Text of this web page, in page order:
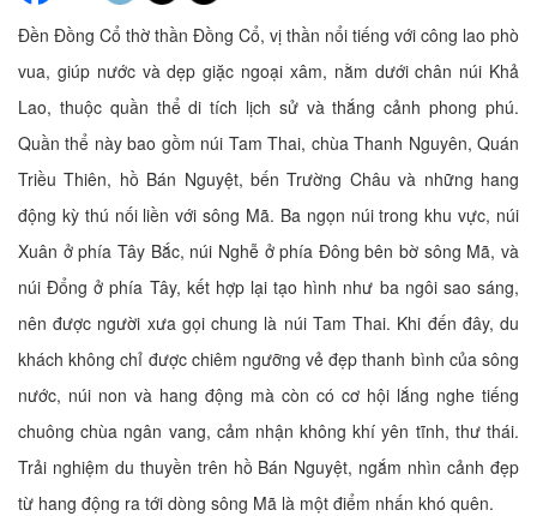
Đền Đồng Cổ thờ thần Đồng Cổ, vị thần nổi tiếng với công lao phò
vua, giúp nước và dẹp giặc ngoại xâm, nằm dưới chân núi Khả
Lao, thuộc quần thể di tích lịch sử và thắng cảnh phong phú.
Quần thể này bao gồm núi Tam Thai, chùa Thanh Nguyên, Quán
Triều Thiên, hồ Bán Nguyệt, bến Trường Châu và những hang
động kỳ thú nối liền với sông Mã. Ba ngọn núi trong khu vực, núi
Xuân ở phía Tây Bắc, núi Nghễ ở phía Đông bên bờ sông Mã, và
núi Đổng ở phía Tây, kết hợp lại tạo hình như ba ngôi sao sáng,
nên được người xưa gọi chung là núi Tam Thai. Khi đến đây, du
khách không chỉ được chiêm ngưỡng vẻ đẹp thanh bình của sông
nước, núi non và hang động mà còn có cơ hội lắng nghe tiếng
chuông chùa ngân vang, cảm nhận không khí yên tĩnh, thư thái.
Trải nghiệm du thuyền trên hồ Bán Nguyệt, ngắm nhìn cảnh đẹp
từ hang động ra tới dòng sông Mã là một điểm nhấn khó quên.